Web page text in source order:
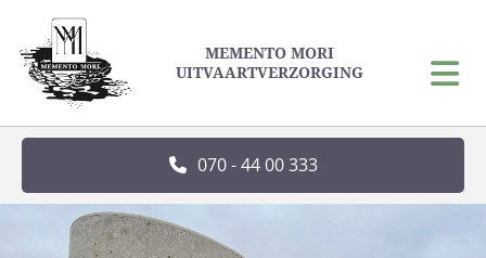
MEMENTO MORI
UITVAARTVERZORGING
070 - 44 00 333